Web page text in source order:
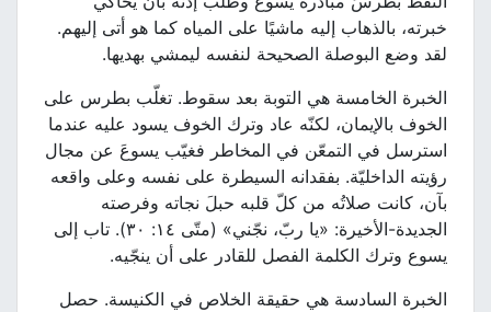
خبرته، بالذهاب إليه ماشيًا على المياه كما هو أتى إليهم.
لقد وضع البوصلة الصحيحة لنفسه ليمشي بهديها.
الخبرة الخامسة هي التوبة بعد سقوط. تغلّب بطرس على
الخوف بالإيمان، لكنّه عاد وترك الخوف يسود عليه عندما
استرسل في التمعّن في المخاطر فغيّب يسوعَ عن مجال
رؤيته الداخليّة. بفقدانه السيطرة على نفسه وعلى واقعه
بآن، كانت صلاتُه من كلّ قلبه حبلَ نجاته وفرصته
الجديدة-الأخيرة: «يا ربّ، نجّني» (متّى ١٤: ٣٠). تاب إلى
يسوع وترك الكلمة الفصل للقادر على أن ينجّيه.
الخبرة السادسة هي حقيقة الخلاص في الكنيسة. حصل